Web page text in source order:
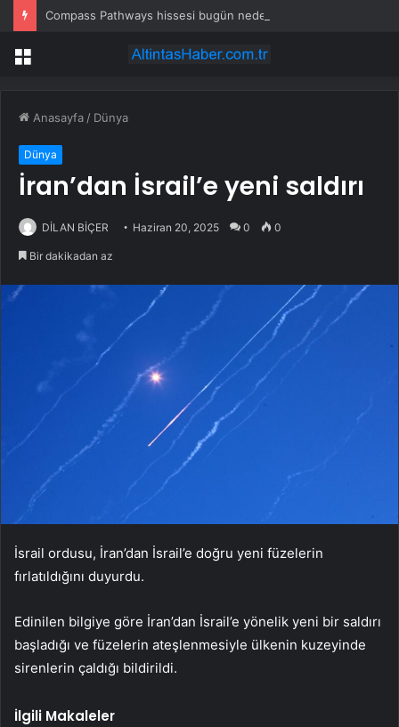
Compass Pathways hissesi bugün neden yükseliyor?
Menü
Anasayfa / Dünya
Dünya
İran’dan İsrail’e yeni saldırı
DİLAN BİÇER Haziran 20, 2025 0 0
Bir dakikadan az
İsrail ordusu, İran’dan İsrail’e doğru yeni füzelerin
fırlatıldığını duyurdu.
Edinilen bilgiye göre İran’dan İsrail’e yönelik yeni bir saldırı
başladığı ve füzelerin ateşlenmesiyle ülkenin kuzeyinde
sirenlerin çaldığı bildirildi.
İlgili Makaleler